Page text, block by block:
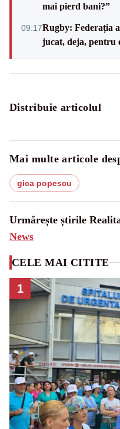
mai pierd bani?”
09:17Rugby: Federația
jucat, deja, pentru
Distribuie articolul
Mai multe articole
gica popescu
Urmărește știrile
News
CELE MAI CITITE
1